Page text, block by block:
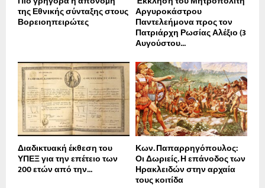
της Εθνικής σύνταξης στους
Βορειοηπειρώτες
Αργυροκάστρου
Παντελεήμονα προς τον
Πατριάρχη Ρωσίας Αλέξιο (3
Αυγούστου...
Διαδικτυακή έκθεση του
ΥΠΕΞ για την επέτειο των
200 ετών από την...
Κων. Παπαρρηγόπουλος:
Οι Δωριείς. Η επάνοδος των
Ηρακλειδών στην αρχαία
τους κοιτίδα